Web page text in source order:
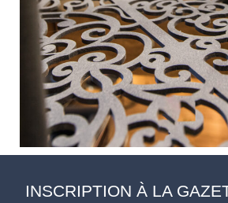
INSCRIPTION À LA